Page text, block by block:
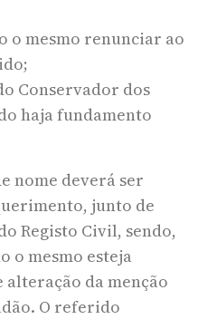
o mesmo renunciar ao
Conservador dos
haja fundamento
nome deverá ser
junto de
Registo Civil, sendo,
o mesmo esteja
alteração da menção
O referido